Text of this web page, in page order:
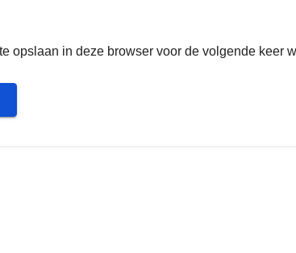
opslaan in deze browser voor de volgende keer